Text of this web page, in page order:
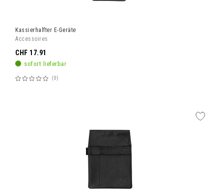
Kassierhalfter E-Geräte
Accessoires
sofort lieferbar
Bewertung:
0
CHF 17.91